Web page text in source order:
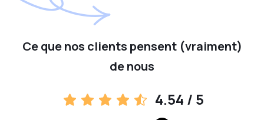
Ce que nos clients pensent (vraiment)
de nous
4.54 / 5